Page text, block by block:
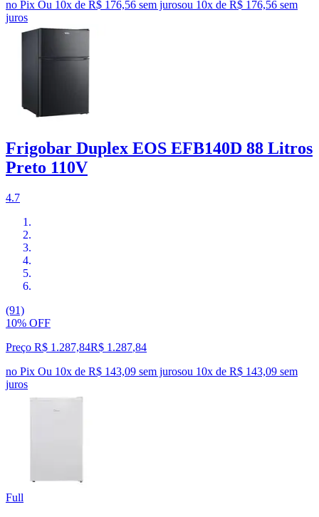
no Pix Ou 10x de R$ 176,56 sem jurosou 10x de R$ 176,56 sem
juros
Frigobar Duplex EOS EFB140D 88 Litros
Preto 110V
4.7
(91)
10% OFF
Preço R$ 1.287,84R$ 1.287,84
no Pix Ou 10x de R$ 143,09 sem jurosou 10x de R$ 143,09 sem
juros
Full